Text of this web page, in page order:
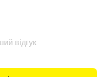
відгук